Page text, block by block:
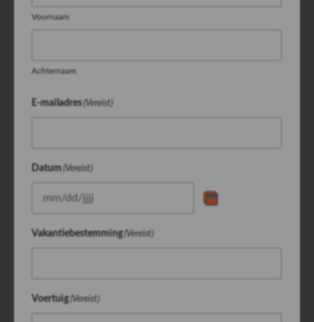
Voornaam
Achternaam
E-mailadres (Vereist)
Datum (Vereist)
Vakantiebestemming (Vereist)
Voertuig (Vereist)